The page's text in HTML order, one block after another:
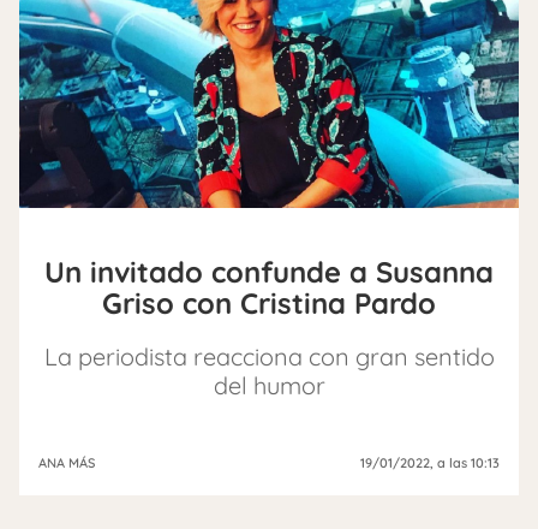
Un invitado confunde a Susanna
Griso con Cristina Pardo
La periodista reacciona con gran sentido
del humor
ANA MÁS 19/01/2022, a las 10:13